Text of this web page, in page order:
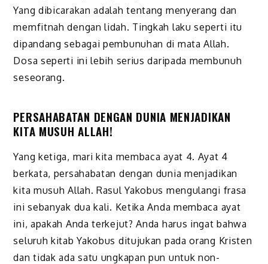
Yang dibicarakan adalah tentang menyerang dan
memfitnah dengan lidah. Tingkah laku seperti itu
dipandang sebagai pembunuhan di mata Allah.
Dosa seperti ini lebih serius daripada membunuh
seseorang.
PERSAHABATAN DENGAN DUNIA MENJADIKAN
KITA MUSUH ALLAH!
Yang ketiga, mari kita membaca ayat 4. Ayat 4
berkata, persahabatan dengan dunia menjadikan
kita musuh Allah. Rasul Yakobus mengulangi frasa
ini sebanyak dua kali. Ketika Anda membaca ayat
ini, apakah Anda terkejut? Anda harus ingat bahwa
seluruh kitab Yakobus ditujukan pada orang Kristen
dan tidak ada satu ungkapan pun untuk non-